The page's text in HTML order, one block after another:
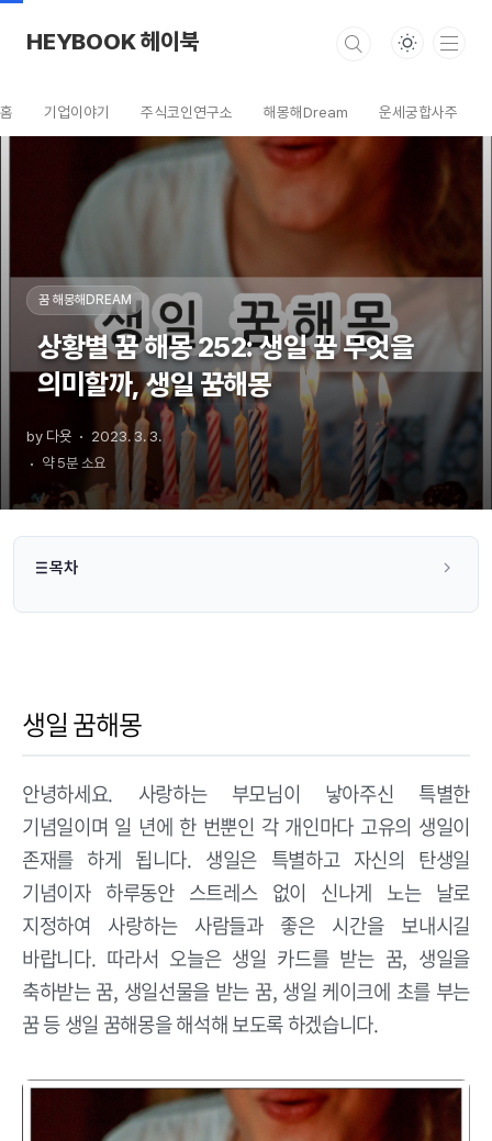
HEYBOOK 헤이북
홈 기업이야기 주식코인연구소 해몽해Dream 운세궁합사주
꿈 해몽해DREAM
상황별 꿈 해몽 252: 생일 꿈 무엇을
의미할까, 생일 꿈해몽
by 다욧 2023. 3. 3.
약 5분 소요
목차
생일 꿈해몽
안녕하세요. 사랑하는 부모님이 낳아주신 특별한
기념일이며 일 년에 한 번뿐인 각 개인마다 고유의 생일이
존재를 하게 됩니다. 생일은 특별하고 자신의 탄생일
기념이자 하루동안 스트레스 없이 신나게 노는 날로
지정하여 사랑하는 사람들과 좋은 시간을 보내시길
바랍니다. 따라서 오늘은 생일 카드를 받는 꿈, 생일을
축하받는 꿈, 생일선물을 받는 꿈, 생일 케이크에 초를 부는
꿈 등 생일 꿈해몽을 해석해 보도록 하겠습니다.